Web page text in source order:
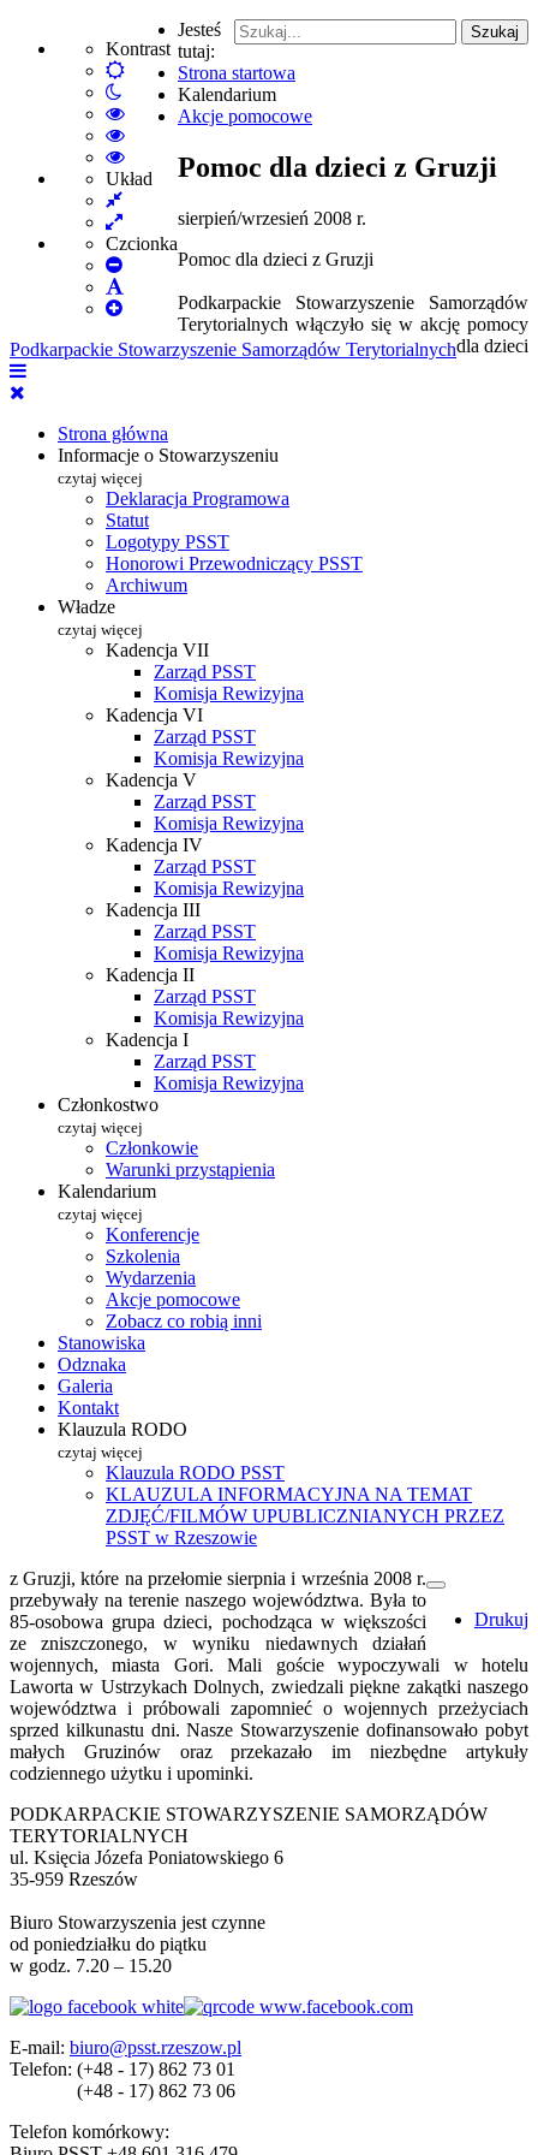
Kontrast
Default
mode
Włącz
tryb
nocny
High
Contrast
Black
White
High
Contrast
Black
High
Contrast
mode
Układ
Fixed
layout
Wide
layout
Czcionka
Set
FontDefault
Set
Font
Szukaj
Podkarpackie Stowarzyszenie Samorządów Terytorialnych
Strona główna
Informacje o Stowarzyszeniu
czytaj więcej
Deklaracja Programowa
Statut
Logotypy PSST
Honorowi Przewodniczący PSST
Archiwum
Władze
czytaj więcej
Kadencja VII
Zarząd PSST
Komisja Rewizyjna
Kadencja VI
Zarząd PSST
Komisja Rewizyjna
Kadencja V
Zarząd PSST
Komisja Rewizyjna
Kadencja IV
Zarząd PSST
Komisja Rewizyjna
Kadencja III
Zarząd PSST
Komisja Rewizyjna
Kadencja II
Zarząd PSST
Komisja Rewizyjna
Kadencja I
Zarząd PSST
Komisja Rewizyjna
Członkostwo
czytaj więcej
Członkowie
Warunki przystąpienia
Kalendarium
czytaj więcej
Konferencje
Szkolenia
Wydarzenia
Akcje pomocowe
Zobacz co robią inni
Stanowiska
Odznaka
Galeria
Kontakt
Klauzula RODO
czytaj więcej
Klauzula RODO PSST
KLAUZULA INFORMACYJNA NA TEMAT
ZDJĘĆ/FILMÓW UPUBLICZNIANYCH PRZEZ
PSST w Rzeszowie
Jesteś
tutaj:
Strona startowa
Kalendarium
Akcje pomocowe
Pomoc dla dzieci z Gruzji
Drukuj
sierpień/wrzesień 2008 r.
Pomoc dla dzieci z Gruzji
Podkarpackie Stowarzyszenie Samorządów
Terytorialnych włączyło się w akcję pomocy
dla dzieci
z Gruzji, które na przełomie sierpnia i września 2008 r.
przebywały na terenie naszego województwa. Była to
85-osobowa grupa dzieci, pochodząca w większości
ze zniszczonego, w wyniku niedawnych działań
wojennych, miasta Gori. Mali goście wypoczywali w hotelu
Laworta w Ustrzykach Dolnych, zwiedzali piękne zakątki naszego
województwa i próbowali zapomnieć o wojennych przeżyciach
sprzed kilkunastu dni. Nasze Stowarzyszenie dofinansowało pobyt
małych Gruzinów oraz przekazało im niezbędne artykuły
codziennego użytku i upominki.
PODKARPACKIE STOWARZYSZENIE SAMORZĄDÓW
TERYTORIALNYCH
ul. Księcia Józefa Poniatowskiego 6
35-959 Rzeszów
Biuro Stowarzyszenia jest czynne
od poniedziałku do piątku
w godz. 7.20 – 15.20
E-mail: biuro@psst.rzeszow.pl
Telefon: (+48 - 17) 862 73 01
(+48 - 17) 862 73 06
Telefon komórkowy: